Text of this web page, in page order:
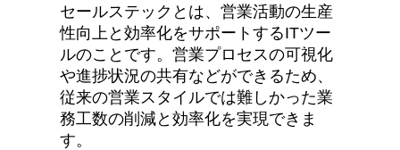
セールステックとは、営業活動の生産
性向上と効率化をサポートするITツー
ルのことです。営業プロセスの可視化
や進捗状況の共有などができるため、
従来の営業スタイルでは難しかった業
務工数の削減と効率化を実現できま
す。